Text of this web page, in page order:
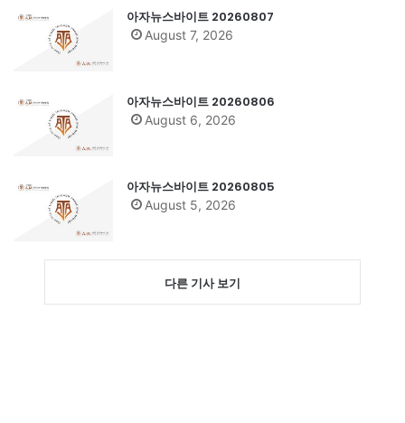
아자뉴스바이트 20260807
August 7, 2026
아자뉴스바이트 20260806
August 6, 2026
아자뉴스바이트 20260805
August 5, 2026
다른 기사 보기